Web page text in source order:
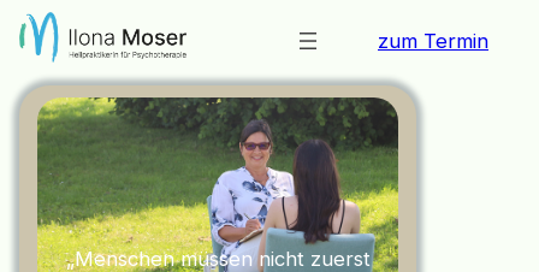
Zum
Inhalt
springen
zum Termin
„Menschen müssen nicht zuerst